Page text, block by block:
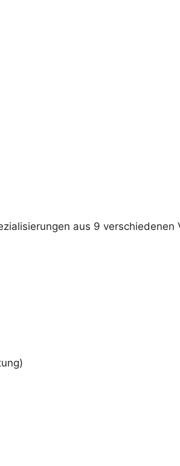
aus 9